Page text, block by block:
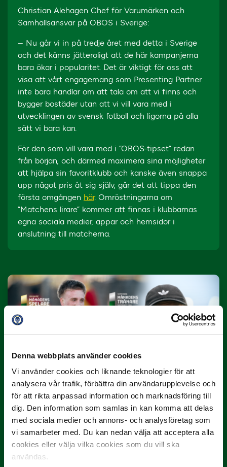
Denna webbplats använder cookies
Vi använder cookies och liknande teknologier för att
analysera vår trafik, förbättra din användarupplevelse och
för att rikta anpassad information och marknadsföring till
dig. Den information som samlas in kan komma att delas
med sociala medier och annons- och analysföretag som
vi samarbeter med. Du kan nedan välja att acceptera alla
cookies eller välja vilka cookies som du vill ska
användas.
Christian Alehagen Chef för Varumärken och
Samhällsansvar på OBOS i Sverige:
– Nu går vi in på tredje året med detta i Sverige
och det känns jätteroligt att de här kampanjerna
bara ökar i popularitet. Det är viktigt för oss att
visa att vårt engagemang som Presenting Partner
inte bara handlar om att tala om att vi finns och
bygger bostäder utan att vi vill vara med i
utvecklingen av svensk fotboll och ligorna på alla
sätt vi bara kan.
För den som vill vara med i ”OBOS-tipset” redan
från början, och därmed maximera sina möjligheter
att hjälpa sin favoritklubb och kanske även snappa
upp något pris åt sig själv, går det att tippa den
första omgången här. Omröstningarna om
”Matchens lirare” kommer att finnas i klubbarnas
egna sociala medier, appar och hemsidor i
anslutning till matcherna.
Dubbla Landskrona-priser när juni
summeras
"Vilken…